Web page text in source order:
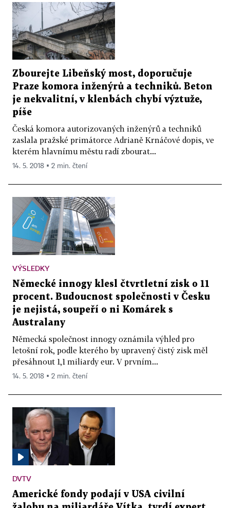
Zbourejte Libeňský most, doporučuje
Praze komora inženýrů a techniků. Beton
je nekvalitní, v klenbách chybí výztuže,
píše
Česká komora autorizovaných inženýrů a techniků
zaslala pražské primátorce Adrianě Krnáčové dopis, ve
kterém hlavnímu městu radí zbourat...
14. 5. 2018 ▪ 2 min. čtení
VÝSLEDKY
Německé innogy klesl čtvrtletní zisk o 11
procent. Budoucnost společnosti v Česku
je nejistá, soupeří o ni Komárek s
Australany
Německá společnost innogy oznámila výhled pro
letošní rok, podle kterého by upravený čistý zisk měl
přesáhnout 1,1 miliardy eur. V prvním...
14. 5. 2018 ▪ 2 min. čtení
DVTV
Americké fondy podají v USA civilní